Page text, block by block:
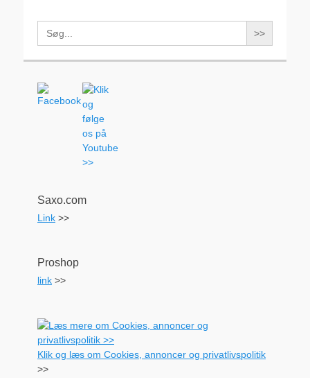
Search
for:
Saxo.com
Link >>
Proshop
link >>
Klik og læs om Cookies, annoncer og privatlivspolitik
>>